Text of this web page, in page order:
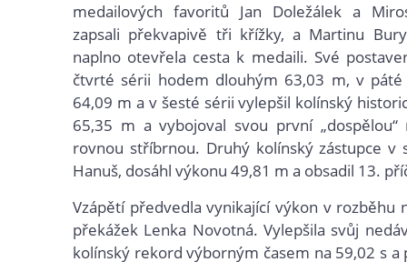
medailových favoritů Jan Doležálek a
zapsali překvapivě tři křížky, a Martinu
naplno otevřela cesta k medaili. Své
čtvrté sérii hodem dlouhým 63,03 m, v páté
64,09 m a v šesté sérii vylepšil kolínský
65,35 m a vybojoval svou první
rovnou stříbrnou. Druhý kolínský zástupce v
Hanuš, dosáhl výkonu 49,81 m a obsadil 13.
Vzápětí předvedla vynikající výkon v rozběhu
překážek Lenka Novotná. Vylepšila svůj
kolínský rekord výborným časem na 59,02 s a